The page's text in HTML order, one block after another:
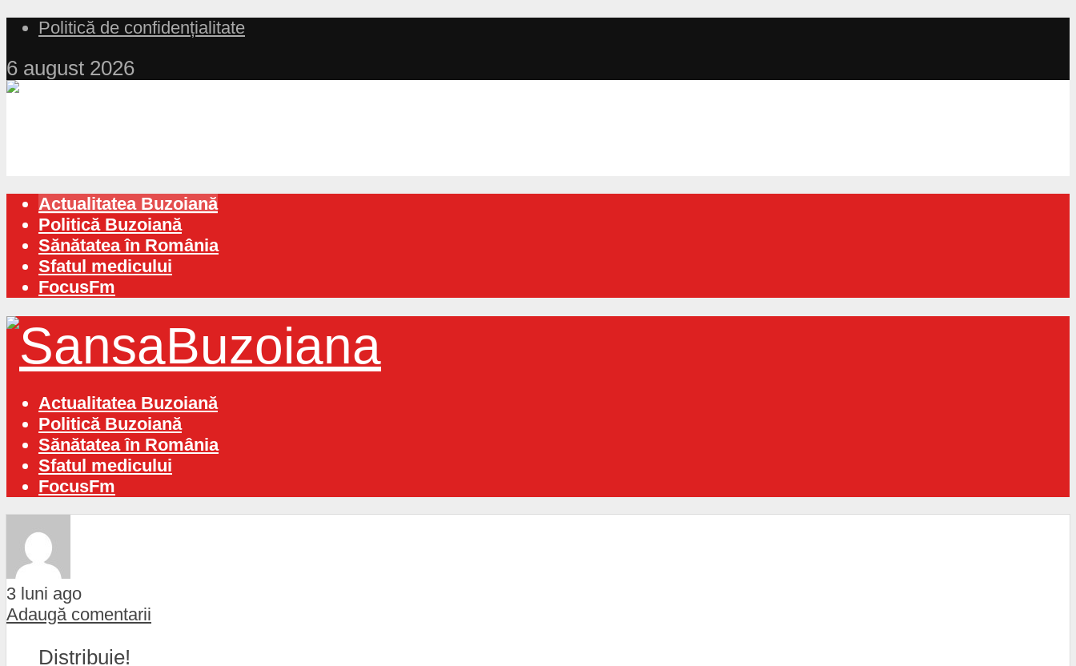
Politică de confidențialitate
6 august 2026
Actualitatea Buzoiană
Politică Buzoiană
Sănătatea în România
Sfatul medicului
FocusFm
Actualitatea Buzoiană
Politică Buzoiană
Sănătatea în România
Sfatul medicului
FocusFm
3 luni ago
Adaugă comentarii
Distribuie!